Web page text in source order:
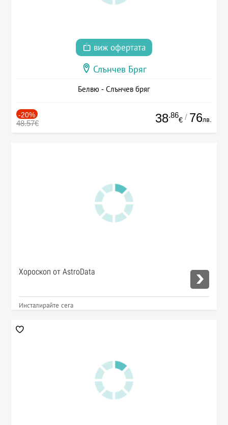
виж офертата
Слънчев Бряг
Белвю - Слънчев бряг
-20%
48.57€ 38.86
€ / 76лв.
Хороскоп от AstroData
Инсталирайте сега